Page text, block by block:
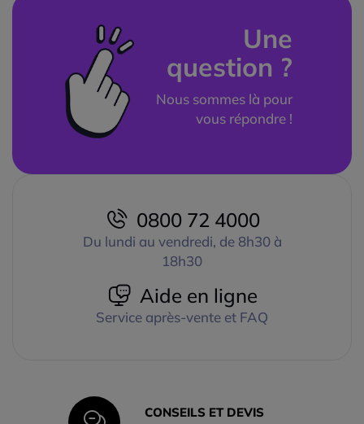
Une
question ?
Nous sommes là pour
vous répondre !
0800 72 4000
Du lundi au vendredi, de 8h30 à
18h30
Aide en ligne
Service après-vente et FAQ
CONSEILS ET DEVIS